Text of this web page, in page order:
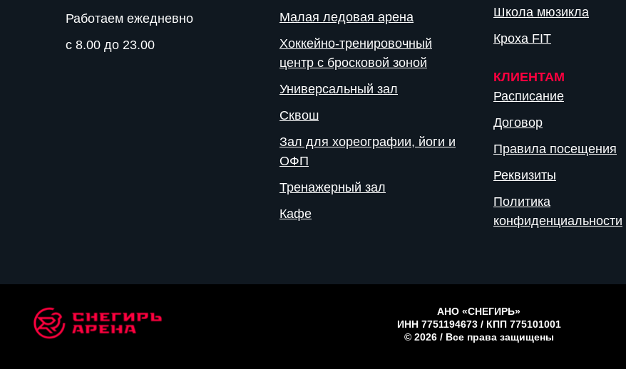
Работаем ежедневно
с 8.00 до 23.00
Малая ледовая арена
Хоккейно-тренировочный
центр с бросковой зоной
Универсальный зал
Сквош
Зал для хореографии, йоги и
ОФП
Тренажерный зал
Кафе
Школа мюзикла
Кроха FIT
КЛИЕНТАМ
Расписание
Договор
Правила посещения
Реквизиты
Политика
конфиденциальности
АНО «СНЕГИРЬ»
ИНН 7751194673 / КПП 775101001
© 2026 / Все права защищены